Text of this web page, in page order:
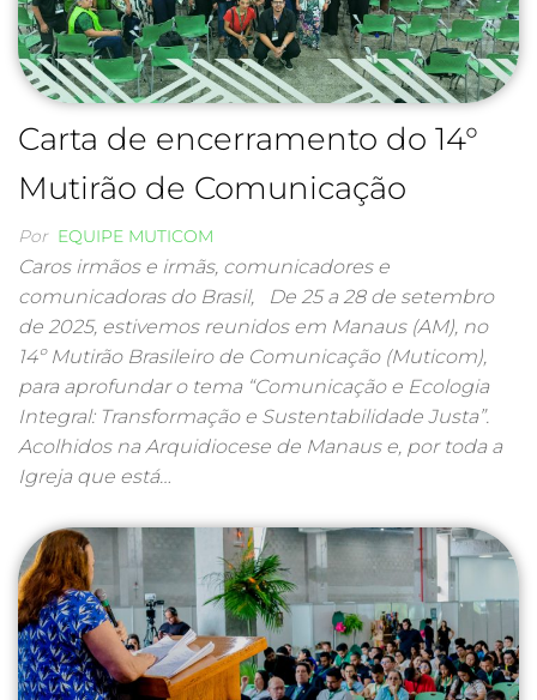
Carta de encerramento do 14°
Mutirão de Comunicação
Por EQUIPE MUTICOM
Caros irmãos e irmãs, comunicadores e
comunicadoras do Brasil, ​De 25 a 28 de setembro
de 2025, estivemos reunidos em Manaus (AM), no
14º Mutirão Brasileiro de Comunicação (Muticom),
para aprofundar o tema “Comunicação e Ecologia
Integral: Transformação e Sustentabilidade Justa”. ​
Acolhidos na Arquidiocese de Manaus e, por toda a
Igreja que está…